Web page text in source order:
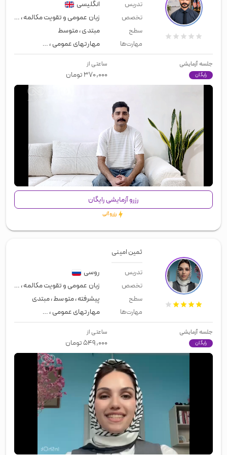
تدریس انگلیسی
تخصص زبان عمومی و تقویت مکالمه،معلم
سطح مبتدی،متوسط
مهارت‌ها مهارتهای عمومی،زبان عمومی
جلسه آزمایشی
رایگان
ساعتی از
۳۷۰,۰۰۰تومان
00:00/01:58
رزرو آزمایشی رایگان
رزرو آنی
ثمین امینی
تدریس روسی
تخصص زبان عمومی و تقویت مکالمه،زبان
سطح پیشرفته،متوسط،مبتدی
مهارت‌ها مهارتهای عمومی،زبان عمومی
جلسه آزمایشی
رایگان
ساعتی از
۵۴۹,۰۰۰تومان
00:00/02:07